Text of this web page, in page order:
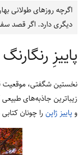
اگرچه روزهای طولانی
دیگری دارد. اگر قصد
پاییزِ
نخستین شگفتی، موقعیت
زیباترین جاذبه‌های
و پاییز ژاپن را چونان